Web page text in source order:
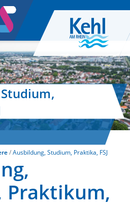
Ausbildung, Studium, Praktika, FSJ
Praktikum,